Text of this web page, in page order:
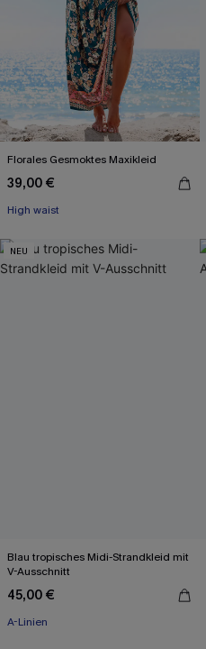
Florales Gesmoktes Maxikleid
39,00 €
High waist
NEU
Blau tropisches Midi-Strandkleid mit
V-Ausschnitt
45,00 €
A-Linien